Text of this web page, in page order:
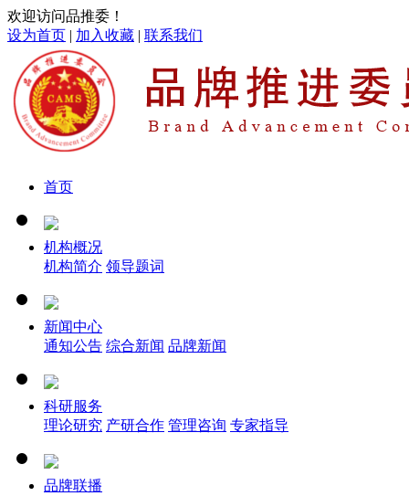
欢迎访问品推委！
设为首页 | 加入收藏 | 联系我们
首页
机构概况
机构简介 领导题词
新闻中心
通知公告 综合新闻 品牌新闻
科研服务
理论研究 产研合作 管理咨询 专家指导
品牌联播